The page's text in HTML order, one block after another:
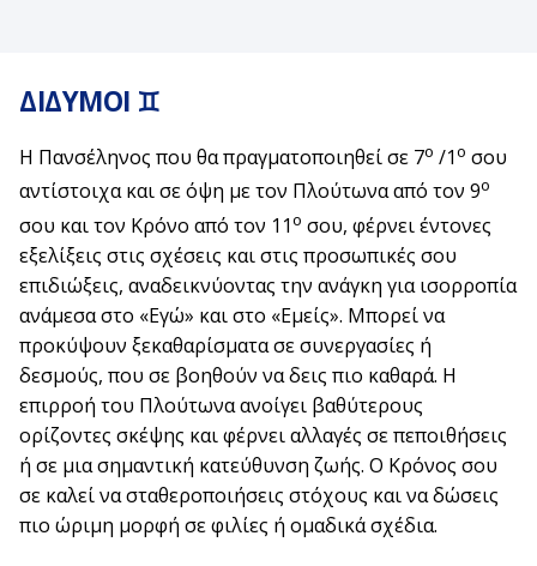
ΔΙΔΥΜΟΙ ♊
Η Πανσέληνος που θα πραγματοποιηθεί σε 7ο /1ο σου
αντίστοιχα και σε όψη με τον Πλούτωνα από τον 9ο
σου και τον Κρόνο από τον 11ο σου, φέρνει έντονες
εξελίξεις στις σχέσεις και στις προσωπικές σου
επιδιώξεις, αναδεικνύοντας την ανάγκη για ισορροπία
ανάμεσα στο «Εγώ» και στο «Εμείς». Μπορεί να
προκύψουν ξεκαθαρίσματα σε συνεργασίες ή
δεσμούς, που σε βοηθούν να δεις πιο καθαρά. Η
επιρροή του Πλούτωνα ανοίγει βαθύτερους
ορίζοντες σκέψης και φέρνει αλλαγές σε πεποιθήσεις
ή σε μια σημαντική κατεύθυνση ζωής. Ο Κρόνος σου
σε καλεί να σταθεροποιήσεις στόχους και να δώσεις
πιο ώριμη μορφή σε φιλίες ή ομαδικά σχέδια.